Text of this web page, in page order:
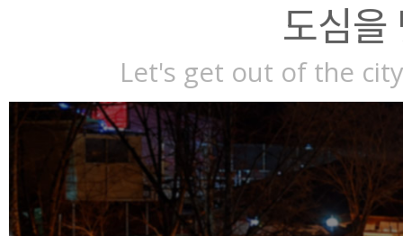
도심
Let's get out of the